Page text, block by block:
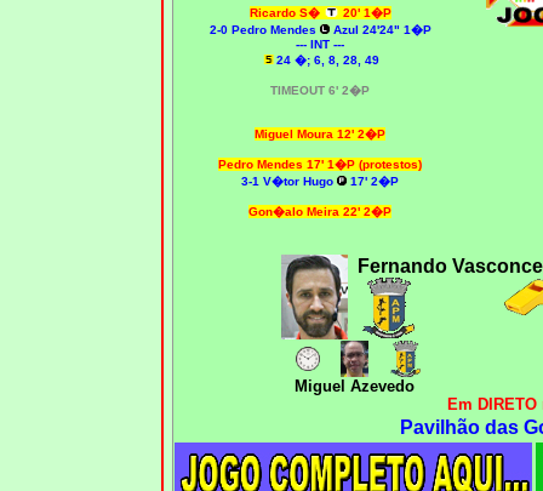
Ricardo S�
20' 1�P
2-0 Pedro Mendes
Azul 24'24" 1�P
--- INT ---
24 �; 6, 8, 28, 49
TIMEOUT 6' 2�P
Miguel Moura 12' 2�P
Pedro Mendes 17' 1�P (protestos)
3-1 V�tor Hugo 17' 2�P
Gon�alo Meira 22' 2�P
Fernando
Miguel Azevedo
Em DIRETO
Pavilhão das